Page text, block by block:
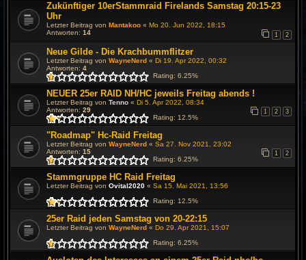
Zukünftiger 10erStammraid Firelands Samstag 20:15-23
Uhr
Letzter Beitrag von Mantakoo « Mo 20. Jun 2022, 18:15
Antworten: 14 1 2
Neue Gilde - Die Krachbummflitzer
Letzter Beitrag von WayneNerd « Di 19. Apr 2022, 00:32
Antworten: 4
Rating: 6.25%
NEUER 25er RAID NH/HC jeweils Freitag abends !
Letzter Beitrag von Tenno « Di 5. Apr 2022, 08:34
Antworten: 29 1 2 3
Rating: 12.5%
"Roadmap" Hc-Raid Freitag
Letzter Beitrag von WayneNerd « Sa 27. Nov 2021, 23:02
Antworten: 15 1 2
Rating: 6.25%
Stammgruppe HC Raid Freitag
Letzter Beitrag von Ovital2020 « Sa 15. Mai 2021, 13:56
Rating: 12.5%
25er Raid jeden Samstag von 20-22:15
Letzter Beitrag von WayneNerd « Do 29. Apr 2021, 15:07
Rating: 6.25%